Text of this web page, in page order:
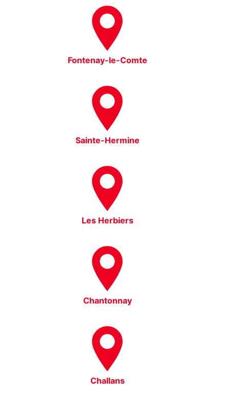
Fontenay-le-Comte
Sainte-Hermine
Les Herbiers
Chantonnay
Challans